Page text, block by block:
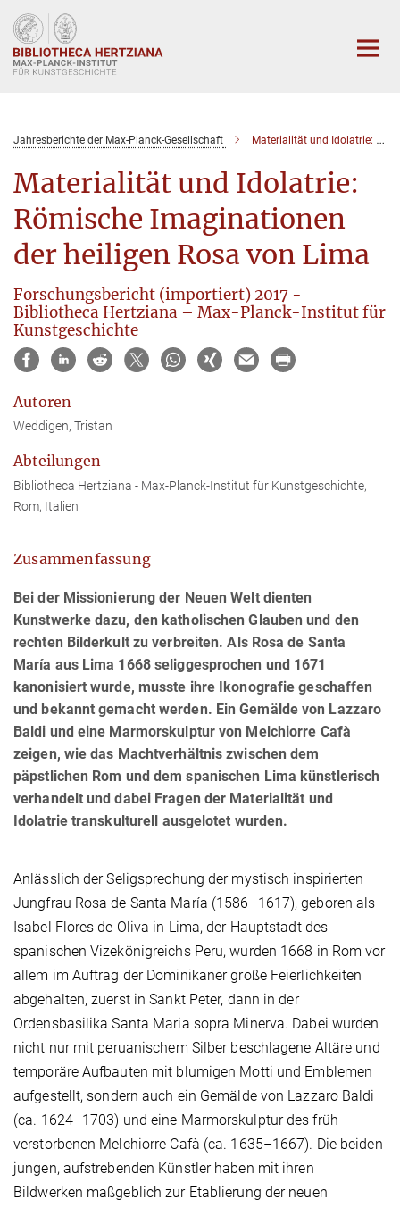
Hauptinhalt
Jahresberichte der Max-Planck-Gesellschaft Materialität und Idolatrie: Römische Imaginationen der heiligen Rosa von Lima
Materialität und Idolatrie:
Römische Imaginationen
der heiligen Rosa von Lima
Forschungsbericht (importiert) 2017 -
Bibliotheca Hertziana – Max-Planck-Institut für
Kunstgeschichte
Autoren
Weddigen, Tristan
Abteilungen
Bibliotheca Hertziana - Max-Planck-Institut für Kunstgeschichte,
Rom, Italien
Zusammenfassung
Bei der Missionierung der Neuen Welt dienten
Kunstwerke dazu, den katholischen Glauben und den
rechten Bilderkult zu verbreiten. Als Rosa de Santa
María aus Lima 1668 seliggesprochen und 1671
kanonisiert wurde, musste ihre Ikonografie geschaffen
und bekannt gemacht werden. Ein Gemälde von Lazzaro
Baldi und eine Marmorskulptur von Melchiorre Cafà
zeigen, wie das Machtverhältnis zwischen dem
päpstlichen Rom und dem spanischen Lima künstlerisch
verhandelt und dabei Fragen der Materialität und
Idolatrie transkulturell ausgelotet wurden.
Anlässlich der Seligsprechung der mystisch inspirierten
Jungfrau Rosa de Santa María (1586–1617), geboren als
Isabel Flores de Oliva in Lima, der Hauptstadt des
spanischen Vizekönigreichs Peru, wurden 1668 in Rom vor
allem im Auftrag der Dominikaner große Feierlichkeiten
abgehalten, zuerst in Sankt Peter, dann in der
Ordensbasilika Santa Maria sopra Minerva. Dabei wurden
nicht nur mit peruanischem Silber beschlagene Altäre und
temporäre Aufbauten mit blumigen Motti und Emblemen
aufgestellt, sondern auch ein Gemälde von Lazzaro Baldi
(ca. 1624–1703) und eine Marmorskulptur des früh
verstorbenen Melchiorre Cafà (ca. 1635–1667). Die beiden
jungen, aufstrebenden Künstler haben mit ihren
Bildwerken maßgeblich zur Etablierung der neuen